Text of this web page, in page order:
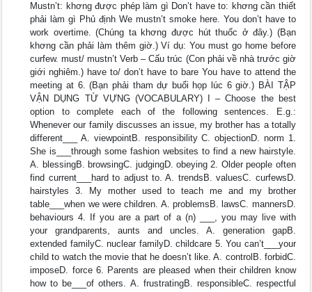
Mustn’t: khơng được phép làm gì Don’t have to: khơng cần thiết
phải làm gì Phủ định We mustn’t smoke here. You don’t have to
work overtime. (Chúng ta khơng được hút thuốc ở đây.) (Bạn
khơng cần phải làm thêm giờ.) Ví dụ: You must go home before
curfew. must/ mustn’t Verb – Cấu trúc (Con phải về nhà trước giờ
giới nghiêm.) have to/ don’t have to bare You have to attend the
meeting at 6. (Bạn phải tham dự buổi họp lúc 6 giờ.) BÀI TẬP
VẬN DỤNG TỪ VỰNG (VOCABULARY) I – Choose the best
option to complete each of the following sentences. E.g.:
Whenever our family discusses an issue, my brother has a totally
different___ A. viewpointB. responsibility C. objectionD. norm 1.
She is___through some fashion websites to find a new hairstyle.
A. blessingB. browsingC. judgingD. obeying 2. Older people often
find current___hard to adjust to. A. trendsB. valuesC. curfewsD.
hairstyles 3. My mother used to teach me and my brother
table___when we were children. A. problemsB. lawsC. mannersD.
behaviours 4. If you are a part of a (n) ___, you may live with
your grandparents, aunts and uncles. A. generation gapB.
extended familyC. nuclear familyD. childcare 5. You can’t___your
child to watch the movie that he doesn’t like. A. controlB. forbidC.
imposeD. force 6. Parents are pleased when their children know
how to be___of others. A. frustratingB. responsibleC. respectful